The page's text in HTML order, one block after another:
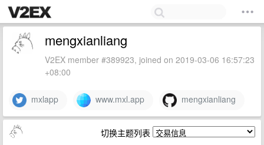
mengxianliang
V2EX member #389923, joined on 2019-03-06 16:57:23
+08:00
mxlapp www.mxl.app mengxianliang
切换主题列表